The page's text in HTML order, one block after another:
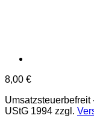
8,00 €
Umsatzsteuerbefreit
UStG 1994 zzgl.